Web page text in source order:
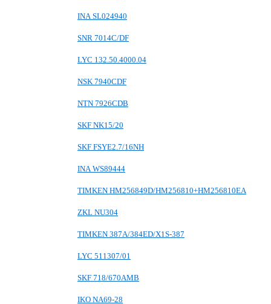
INA SL024940
SNR 7014C/DF
LYC 132.50.4000.04
NSK 7940CDF
NTN 7926CDB
SKF NK15/20
SKF FSYE2.7/16NH
INA WS89444
TIMKEN HM256849D/HM256810+HM256810EA
ZKL NU304
TIMKEN 387A/384ED/X1S-387
LYC 511307/01
SKF 718/670AMB
IKO NA69-28